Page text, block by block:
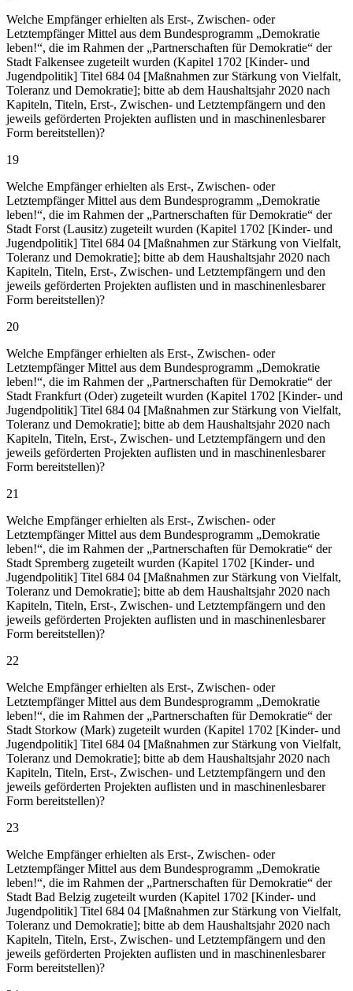
Welche Empfänger erhielten als Erst-, Zwischen- oder
Letztempfänger Mittel aus dem Bundesprogramm „Demokratie
leben!“, die im Rahmen der „Partnerschaften für Demokratie“ der
Stadt Falkensee zugeteilt wurden (Kapitel 1702 [Kinder- und
Jugendpolitik] Titel 684 04 [Maßnahmen zur Stärkung von Vielfalt,
Toleranz und Demokratie]; bitte ab dem Haushaltsjahr 2020 nach
Kapiteln, Titeln, Erst-, Zwischen- und Letztempfängern und den
jeweils geförderten Projekten auflisten und in maschinenlesbarer
Form bereitstellen)?
19
Welche Empfänger erhielten als Erst-, Zwischen- oder
Letztempfänger Mittel aus dem Bundesprogramm „Demokratie
leben!“, die im Rahmen der „Partnerschaften für Demokratie“ der
Stadt Forst (Lausitz) zugeteilt wurden (Kapitel 1702 [Kinder- und
Jugendpolitik] Titel 684 04 [Maßnahmen zur Stärkung von Vielfalt,
Toleranz und Demokratie]; bitte ab dem Haushaltsjahr 2020 nach
Kapiteln, Titeln, Erst-, Zwischen- und Letztempfängern und den
jeweils geförderten Projekten auflisten und in maschinenlesbarer
Form bereitstellen)?
20
Welche Empfänger erhielten als Erst-, Zwischen- oder
Letztempfänger Mittel aus dem Bundesprogramm „Demokratie
leben!“, die im Rahmen der „Partnerschaften für Demokratie“ der
Stadt Frankfurt (Oder) zugeteilt wurden (Kapitel 1702 [Kinder- und
Jugendpolitik] Titel 684 04 [Maßnahmen zur Stärkung von Vielfalt,
Toleranz und Demokratie]; bitte ab dem Haushaltsjahr 2020 nach
Kapiteln, Titeln, Erst-, Zwischen- und Letztempfängern und den
jeweils geförderten Projekten auflisten und in maschinenlesbarer
Form bereitstellen)?
21
Welche Empfänger erhielten als Erst-, Zwischen- oder
Letztempfänger Mittel aus dem Bundesprogramm „Demokratie
leben!“, die im Rahmen der „Partnerschaften für Demokratie“ der
Stadt Spremberg zugeteilt wurden (Kapitel 1702 [Kinder- und
Jugendpolitik] Titel 684 04 [Maßnahmen zur Stärkung von Vielfalt,
Toleranz und Demokratie]; bitte ab dem Haushaltsjahr 2020 nach
Kapiteln, Titeln, Erst-, Zwischen- und Letztempfängern und den
jeweils geförderten Projekten auflisten und in maschinenlesbarer
Form bereitstellen)?
22
Welche Empfänger erhielten als Erst-, Zwischen- oder
Letztempfänger Mittel aus dem Bundesprogramm „Demokratie
leben!“, die im Rahmen der „Partnerschaften für Demokratie“ der
Stadt Storkow (Mark) zugeteilt wurden (Kapitel 1702 [Kinder- und
Jugendpolitik] Titel 684 04 [Maßnahmen zur Stärkung von Vielfalt,
Toleranz und Demokratie]; bitte ab dem Haushaltsjahr 2020 nach
Kapiteln, Titeln, Erst-, Zwischen- und Letztempfängern und den
jeweils geförderten Projekten auflisten und in maschinenlesbarer
Form bereitstellen)?
23
Welche Empfänger erhielten als Erst-, Zwischen- oder
Letztempfänger Mittel aus dem Bundesprogramm „Demokratie
leben!“, die im Rahmen der „Partnerschaften für Demokratie“ der
Stadt Bad Belzig zugeteilt wurden (Kapitel 1702 [Kinder- und
Jugendpolitik] Titel 684 04 [Maßnahmen zur Stärkung von Vielfalt,
Toleranz und Demokratie]; bitte ab dem Haushaltsjahr 2020 nach
Kapiteln, Titeln, Erst-, Zwischen- und Letztempfängern und den
jeweils geförderten Projekten auflisten und in maschinenlesbarer
Form bereitstellen)?